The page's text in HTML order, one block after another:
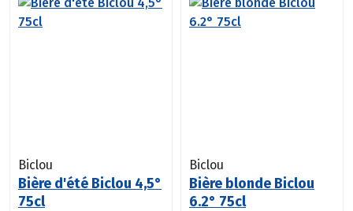
Biclou
Bière d'été Biclou 4,5°
75cl
Biclou
Bière blonde Biclou
6.2° 75cl